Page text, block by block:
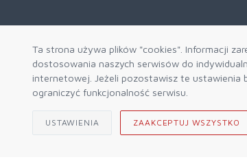
Ta strona używa plików "cookies". Informacji
dostosowania naszych serwisów do
internetowej. Jeżeli pozostawisz te ustawienia
ograniczyć funkcjonalność serwisu.
USTAWIENIA ZAAKCEPTUJ WSZYSTKO